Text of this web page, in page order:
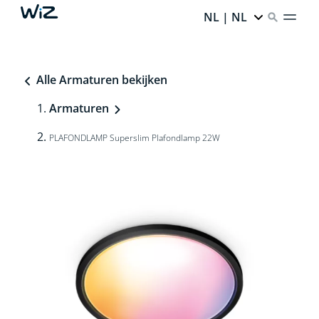
NL | NL
Alle Armaturen bekijken
Armaturen
PLAFONDLAMP Superslim Plafondlamp 22W